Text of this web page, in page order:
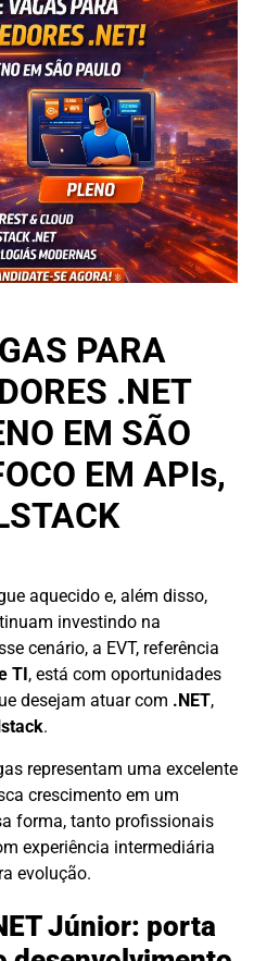
PARA
.NET
EM SÃO
EM APIs,
aquecido e, além disso,
investindo na
cenário, a EVT, referência
TI, está com oportunidades
desejam atuar com .NET,
.
representam uma excelente
crescimento em um
forma, tanto profissionais
experiência intermediária
evolução.
Júnior: porta